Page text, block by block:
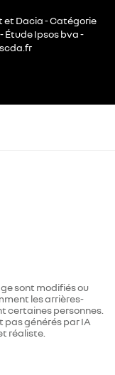
et Dacia - Catégorie
Ipsos bva -
sont modifiés ou
les arrières-
certaines personnes.
pas générés par IA
réaliste.